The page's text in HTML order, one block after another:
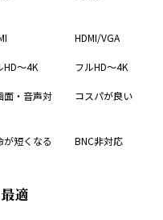
HDMI/VGA
HD〜4K フルHD〜4K
面・音声対
コスパが良い
が短くなる BNC非対応
適